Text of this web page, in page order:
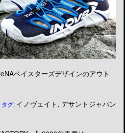
ベイスターズデザインのアウト
タグ: イノヴェイト ,デサントジャパン